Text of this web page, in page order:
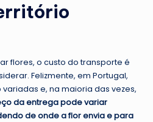
flores, o custo do transporte é
Felizmente, em Portugal,
e, na maioria das vezes,
da entrega pode variar
de onde a flor envia e para